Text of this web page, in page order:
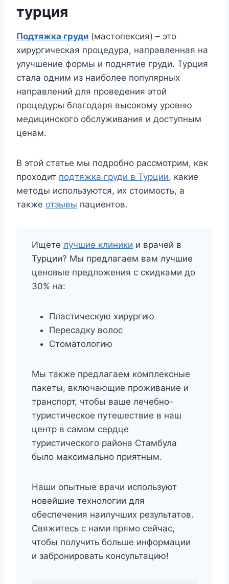
турция
Подтяжка груди (мастопексия) – это
хирургическая процедура, направленная на
улучшение формы и поднятие груди. Турция
стала одним из наиболее популярных
направлений для проведения этой
процедуры благодаря высокому уровню
медицинского обслуживания и доступным
ценам.
В этой статье мы подробно рассмотрим, как
проходит подтяжка груди в Турции, какие
методы используются, их стоимость, а
также отзывы пациентов.
Ищете лучшие клиники и врачей в
Турции? Мы предлагаем вам лучшие
ценовые предложения с скидками до
30% на:
Пластическую хирургию
Пересадку волос
Стоматологию
Мы также предлагаем комплексные
пакеты, включающие проживание и
транспорт, чтобы ваше лечебно-
туристическое путешествие в наш
центр в самом сердце
туристического района Стамбула
было максимально приятным.
Наши опытные врачи используют
новейшие технологии для
обеспечения наилучших результатов.
Свяжитесь с нами прямо сейчас,
чтобы получить больше информации
и забронировать консультацию!